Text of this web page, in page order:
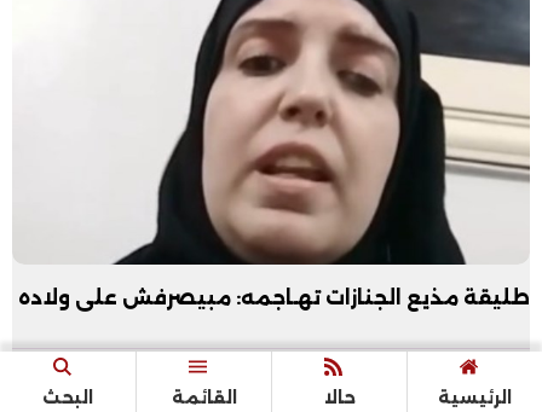
الرئيسية حالا القائمة البحث
طليقة مذيع الجنازات تهـاجمه: مبيصرفش على ولاده
وفاة الإعلامية سونيا كمال| موعد ومكان
الجنازة